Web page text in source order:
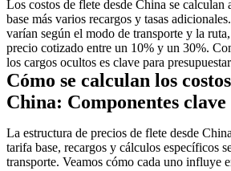
Los costos de flete desde China se calculan
base más varios recargos y tasas
varían según el modo de transporte y la
precio cotizado entre un 10% y un 30%.
los cargos ocultos es clave para
Cómo se calculan los
China: Componentes clave
La estructura de precios de flete desde
tarifa base, recargos y cálculos específicos
transporte. Veamos cómo cada uno influye